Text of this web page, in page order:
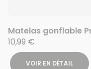
Matelas gonflable
10,99 €
VOIR EN DÉTAIL